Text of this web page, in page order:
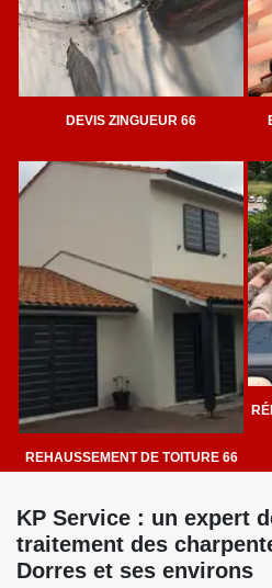
DEVIS ZINGUEUR 66
REHAUSSEMENT DE TOITURE 66
KP Service : un expert
traitement des
Dorres et ses environs